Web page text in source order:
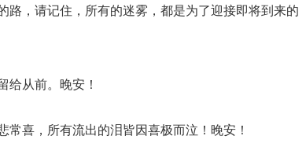
路，请记住，所有的迷雾，都是为了迎接即将到来的
给从前。晚安！
常喜，所有流出的泪皆因喜极而泣！晚安！